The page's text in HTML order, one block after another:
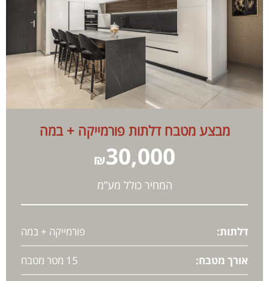
מבצע מטבח דלתות פורמייקה + במה
30,000
₪
המחיר כולל מע”מ
דלתות: פורמייקה + במה
אורך מטבח: 15 מטר מטבח